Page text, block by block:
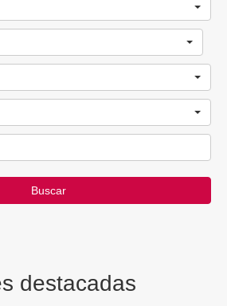
Buscar
destacadas